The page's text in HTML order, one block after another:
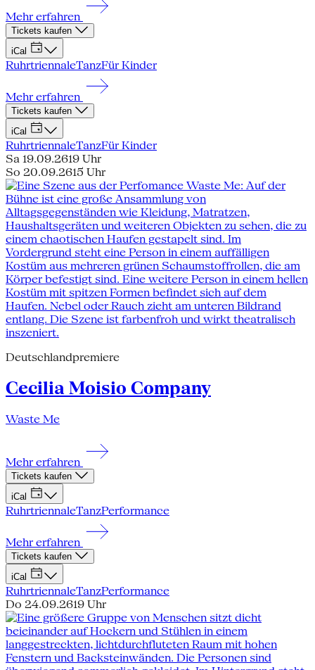
Mehr erfahren
Tickets kaufen
iCal
RuhrtriennaleTanzFür Kinder
Mehr erfahren
Tickets kaufen
iCal
RuhrtriennaleTanzFür Kinder
Sa 19.09.2619 Uhr
So 20.09.2615 Uhr
Deutschlandpremiere
Cecilia Moisio Company
Waste Me
Mehr erfahren
Tickets kaufen
iCal
RuhrtriennaleTanzPerformance
Mehr erfahren
Tickets kaufen
iCal
RuhrtriennaleTanzPerformance
Do 24.09.2619 Uhr